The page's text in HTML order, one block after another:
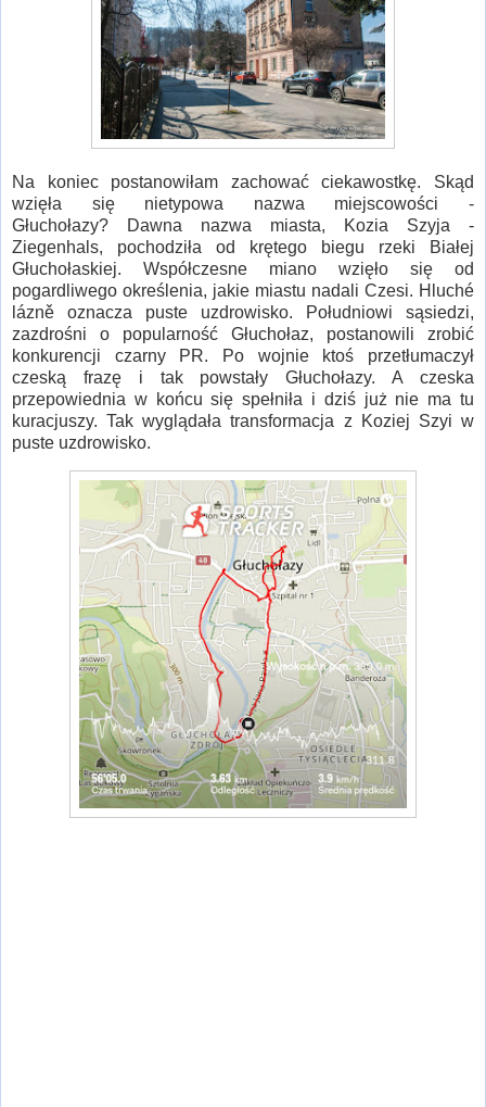
Na koniec postanowiłam zachować ciekawostkę. Skąd
wzięła się nietypowa nazwa miejscowości -
Głuchołazy? Dawna nazwa miasta, Kozia Szyja -
Ziegenhals, pochodziła od krętego biegu rzeki Białej
Głuchołaskiej. Współczesne miano wzięło się od
pogardliwego określenia, jakie miastu nadali Czesi. Hluché
lázně oznacza puste uzdrowisko. Południowi sąsiedzi,
zazdrośni o popularność Głuchołaz, postanowili zrobić
konkurencji czarny PR. Po wojnie ktoś przetłumaczył
czeską frazę i tak powstały Głuchołazy. A czeska
przepowiednia w końcu się spełniła i dziś już nie ma tu
kuracjuszy. Tak wyglądała transformacja z Koziej Szyi w
puste uzdrowisko.